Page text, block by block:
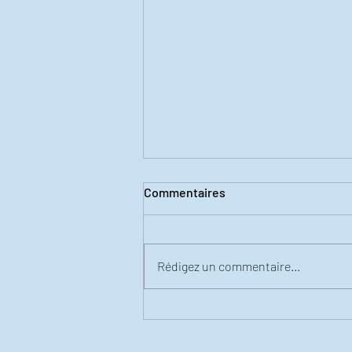
Commentaires
Rédigez un commentaire...